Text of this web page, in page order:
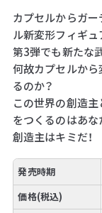
カプセルからガ
ル新変形フィギュ
第3弾でも新たな
何故カプセルから
るのか？
この世界の創造主
をつくるのはあな
創造主はキミだ！
発売時期
価格(税込)